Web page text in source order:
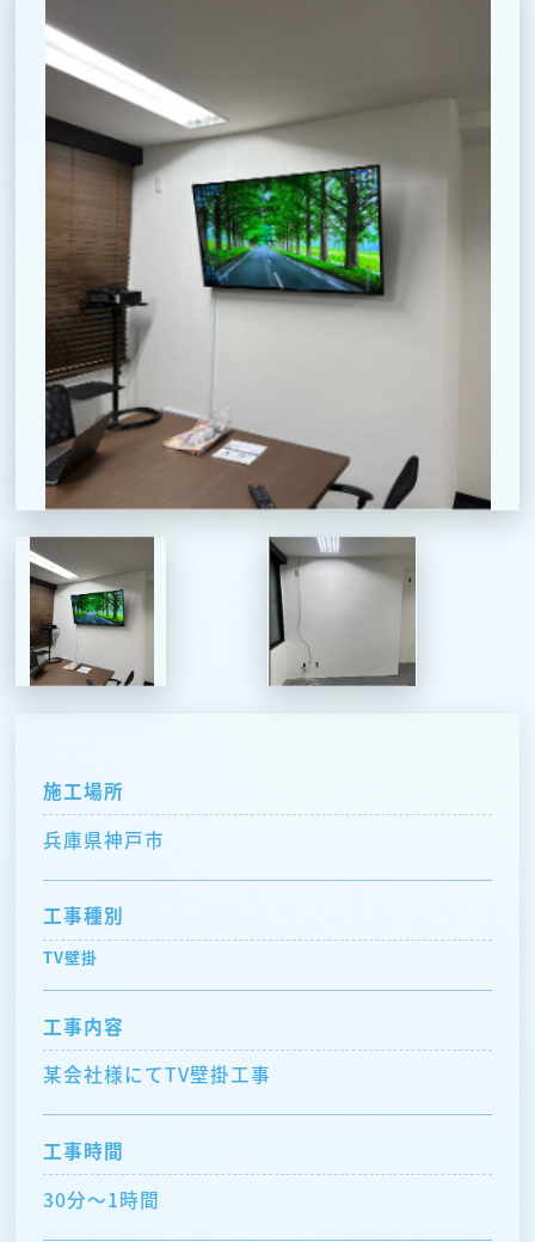
施工場所
兵庫県神戸市
工事種別
TV壁掛
工事内容
某会社様にてTV壁掛工事
工事時間
30分〜1時間